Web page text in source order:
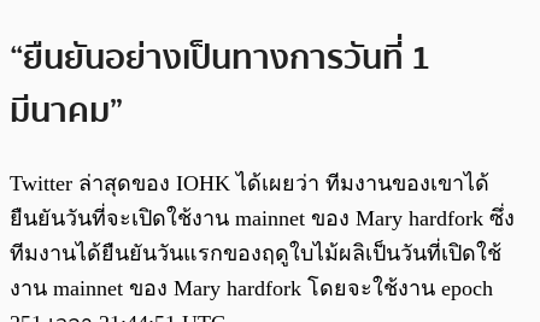
“ยืนยันอย่างเป็นทางการวันที่ 1
มีนาคม”
Twitter ล่าสุดของ IOHK ได้เผยว่า ทีมงานของเขาได้
ยืนยันวันที่จะเปิดใช้งาน mainnet ของ Mary hardfork ซึ่ง
ทีมงานได้ยืนยันวันแรกของฤดูใบไม้ผลิเป็นวันที่เปิดใช้
งาน mainnet ของ Mary hardfork โดยจะใช้งาน epoch